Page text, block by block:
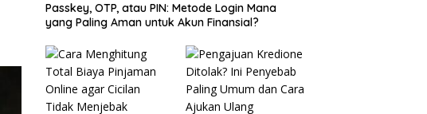
Passkey, OTP, atau PIN: Metode Login Mana
yang Paling Aman untuk Akun Finansial?